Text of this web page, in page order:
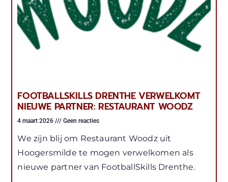
FOOTBALLSKILLS DRENTHE VERWELKOMT
NIEUWE PARTNER: RESTAURANT WOODZ
4 maart 2026 Geen reacties
We zijn blij om Restaurant Woodz uit
Hoogersmilde te mogen verwelkomen als
nieuwe partner van FootballSkills Drenthe.